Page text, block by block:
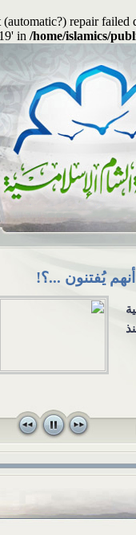
repair
in /home/islamics/